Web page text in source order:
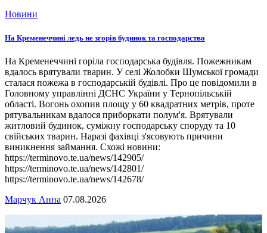
Новини
На Кременеччині ледь не згорів будинок та господарство
На Кременеччині горіла господарська будівля. Пожежникам
вдалось врятували тварин. У селі Жолобки Шумської громади
сталася пожежа в господарській будівлі. Про це повідомили в
Головному управлінні ДСНС України у Тернопільській
області. Вогонь охопив площу у 60 квадратних метрів, проте
рятувальникам вдалося приборкати полум'я. Врятували
житловий будинок, суміжну господарську споруду та 10
свійських тварин. Наразі фахівці з'ясовують причини
виникнення займання. Схожі новини:
https://terminovo.te.ua/news/142905/
https://terminovo.te.ua/news/142801/
https://terminovo.te.ua/news/142678/
Марчук Анна 07.08.2026